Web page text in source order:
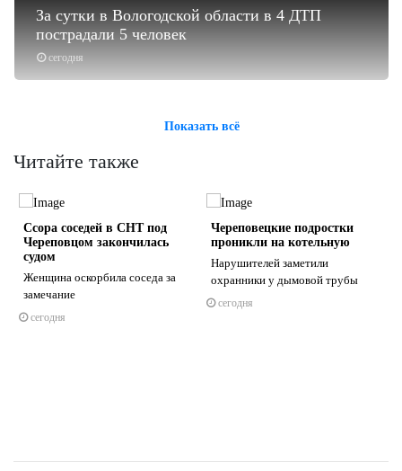
сегодня
За сутки в Вологодской области в 4 ДТП
пострадали 5 человек
Показать всё
Читайте также
Ссора соседей в СНТ под
Череповцом закончилась
судом
Женщина оскорбила соседа за
замечание
сегодня
Череповецкие подростки
проникли на котельную
Нарушителей заметили
охранники у дымовой трубы
сегодня